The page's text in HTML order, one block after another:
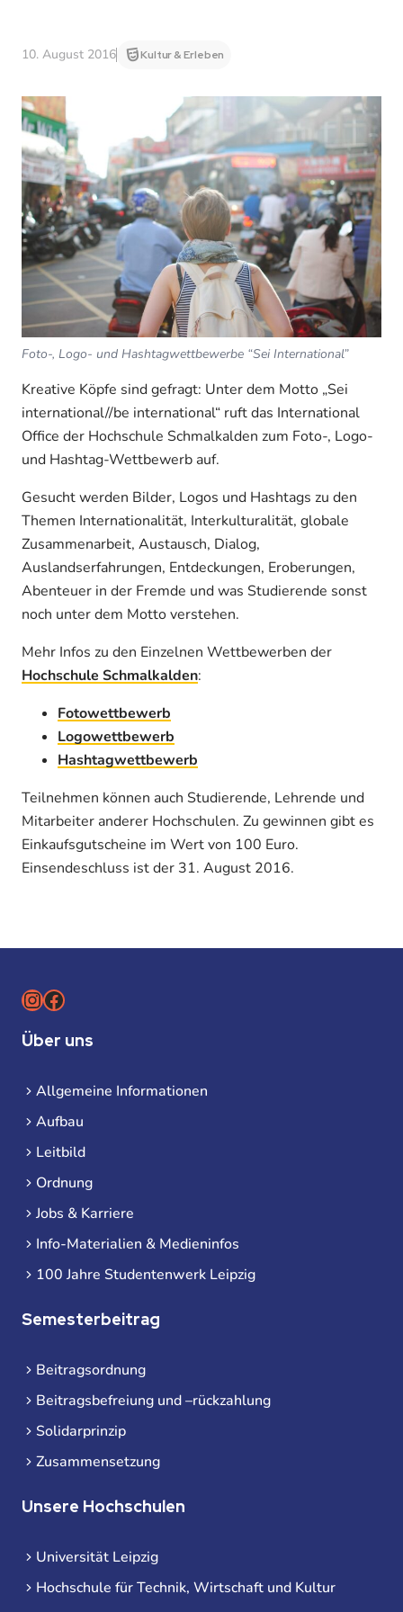
10. August 2016 Kultur & Erleben
Foto-, Logo- und Hashtagwettbewerbe “Sei International”
Kreative Köpfe sind gefragt: Unter dem Motto „Sei
international//be international“ ruft das International
Office der Hochschule Schmalkalden zum Foto-, Logo-
und Hashtag-Wettbewerb auf.
Gesucht werden Bilder, Logos und Hashtags zu den
Themen Internationalität, Interkulturalität, globale
Zusammenarbeit, Austausch, Dialog,
Auslandserfahrungen, Entdeckungen, Eroberungen,
Abenteuer in der Fremde und was Studierende sonst
noch unter dem Motto verstehen.
Mehr Infos zu den Einzelnen Wettbewerben der
Hochschule Schmalkalden:
Fotowettbewerb
Logowettbewerb
Hashtagwettbewerb
Teilnehmen können auch Studierende, Lehrende und
Mitarbeiter anderer Hochschulen. Zu gewinnen gibt es
Einkaufsgutscheine im Wert von 100 Euro.
Einsendeschluss ist der 31. August 2016.
Instagram
Facebook
Über uns
Allgemeine Informationen
Aufbau
Leitbild
Ordnung
Jobs & Karriere
Info-Materialien & Medieninfos
100 Jahre Studentenwerk Leipzig
Semesterbeitrag
Beitragsordnung
Beitragsbefreiung und –rückzahlung
Solidarprinzip
Zusammensetzung
Unsere Hochschulen
Universität Leipzig
Hochschule für Technik, Wirtschaft und Kultur